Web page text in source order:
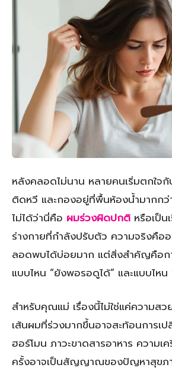
หลังคลอดไม่นาน หลายคนเริ่มตกใจ
ติดหวี และกองอยู่ที่พื้นห้องน้ำมากก
ไม่ได้ว่านี่คือ ผมร่วงผิดปกติ หรือเป็น
ร่างกายที่กำลังปรับตัว ความจริงคือ
ลอดพบได้บ่อยมาก แต่สิ่งสำคัญคือก
แบบไหน “ยังพอรอดูได้” และแบบไหน
สำหรับคุณแม่ เรื่องนี้ไม่ใช่แค่ความสว
เส้นผมที่ร่วงมากขึ้นอาจสะท้อนการเ
ฮอร์โมน ภาวะขาดสารอาหาร ความเ
ครั้งอาจเป็นสัญญาณของปัญหาสุขภ